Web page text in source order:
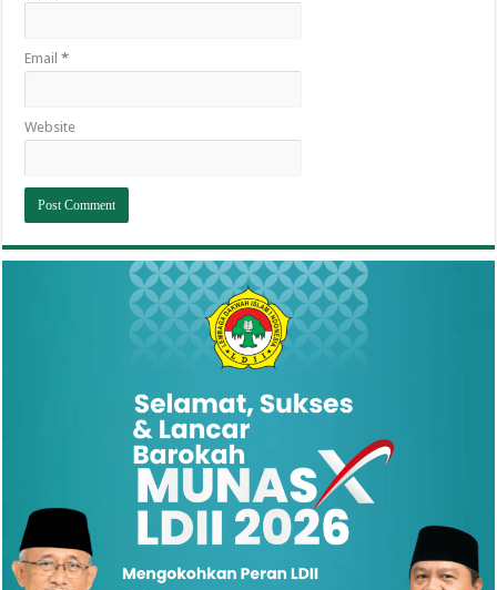
Email*
Website